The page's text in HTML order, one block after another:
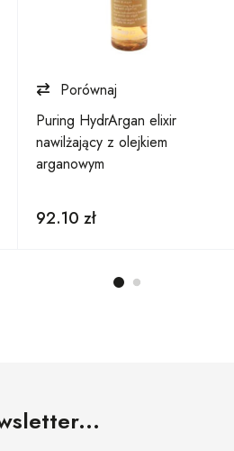
Porównaj
Puring HydrArgan elixir
nawilżający z olejkiem
arganowym
92.10 zł